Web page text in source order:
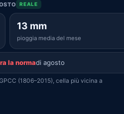
REALE
13 mm
pioggia media del mese
la normadi agosto
(1806–2015), cella più vicina a